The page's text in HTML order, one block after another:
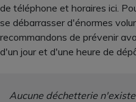
de téléphone et horaires ici.
se débarrasser d'énormes
recommandons de prévenir
d'un jour et d'une heure de
Aucune déchetterie